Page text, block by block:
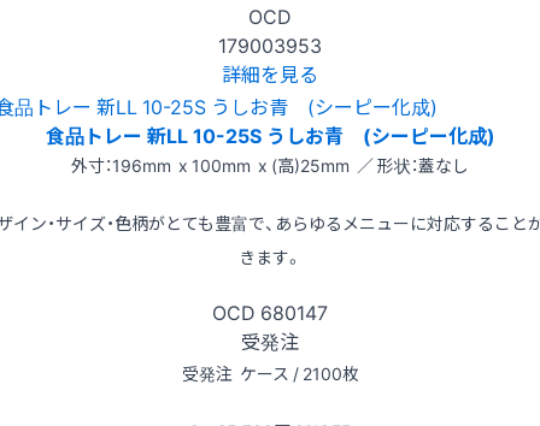
OCD
179003953
詳細を見る
食品トレー 新LL 10-25S うしお青 (シーピー化成)
外寸：196mm x 100mm x (高)25mm ／ 形状：蓋なし
イン・サイズ・色柄がとても豊富で、あらゆるメニューに対応すること
きます。
OCD 680147
受発注
受発注 ケース / 2100枚